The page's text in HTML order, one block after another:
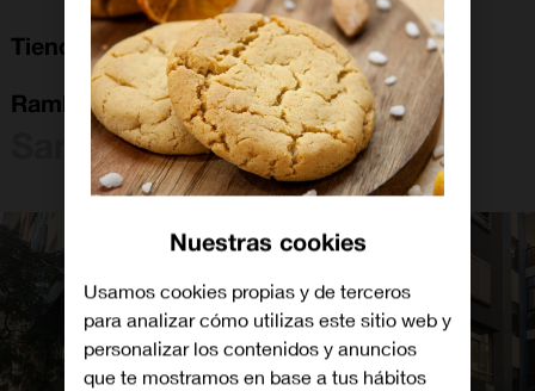
Tienda Orange Santa Cruz De Tenerife
Rambla Pulido
Santa Cruz de Tenerife
Nuestras cookies
Usamos cookies propias y de terceros
para analizar cómo utilizas este sitio web y
personalizar los contenidos y anuncios
que te mostramos en base a tus hábitos